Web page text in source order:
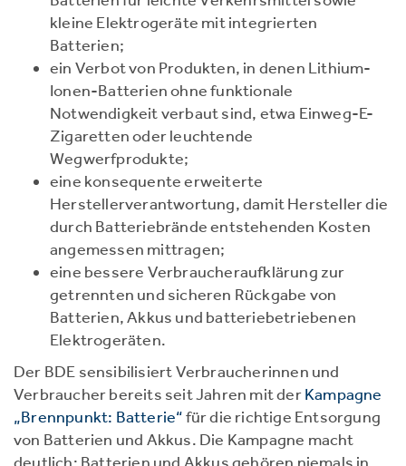
kleine Elektrogeräte mit integrierten
Batterien;
ein Verbot von Produkten, in denen Lithium-
Ionen-Batterien ohne funktionale
Notwendigkeit verbaut sind, etwa Einweg-E-
Zigaretten oder leuchtende
Wegwerfprodukte;
eine konsequente erweiterte
Herstellerverantwortung, damit Hersteller die
durch Batteriebrände entstehenden Kosten
angemessen mittragen;
eine bessere Verbraucheraufklärung zur
getrennten und sicheren Rückgabe von
Batterien, Akkus und batteriebetriebenen
Elektrogeräten.
Der BDE sensibilisiert Verbraucherinnen und
Verbraucher bereits seit Jahren mit derKampagne
„Brennpunkt: Batterie“für die richtige Entsorgung
von Batterien und Akkus. Die Kampagne macht